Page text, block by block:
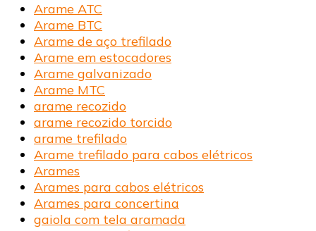
Arame ATC
Arame BTC
Arame de aço trefilado
Arame em estocadores
Arame galvanizado
Arame MTC
arame recozido
arame recozido torcido
arame trefilado
Arame trefilado para cabos elétricos
Arames
Arames para cabos elétricos
Arames para concertina
gaiola com tela aramada